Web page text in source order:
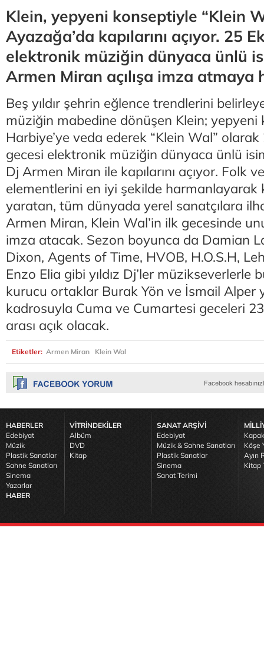
Klein, yepyeni konseptiyle “Klein
Ayazağa’da kapılarını açıyor. 25
elektronik müziğin dünyaca ünlü
Armen Miran açılışa imza atmaya
Beş yıldır şehrin eğlence trendlerini
müziğin mabedine dönüşen Klein; yepyeni
Harbiye’ye veda ederek “Klein Wal”
gecesi elektronik müziğin dünyaca ünlü
Dj Armen Miran ile kapılarını açıyor. Folk
elementlerini en iyi şekilde harmanlayarak
yaratan, tüm dünyada yerel sanatçılara
Armen Miran, Klein Wal’in ilk gecesinde
imza atacak. Sezon boyunca da Damian
Dixon, Agents of Time, HVOB, H.O.S.H,
Enzo Elia gibi yıldız Dj’ler müzikseverlerle
kurucu ortaklar Burak Yön ve İsmail Alper
kadrosuyla Cuma ve Cumartesi geceleri
arası açık olacak.
Etiketler: Armen Miran Klein Wal
HABERLER
Edebiyat
Müzik
Plastik Sanatlar
Sahne Sanatları
Sinema
Yazarlar
HABER
VİTRİNDEKİLER
Albüm
DVD
Kitap
SANAT ARŞİVİ
Edebiyat
Müzik & Sahne Sanatları
Plastik Sanatlar
Sinema
Sanat Terimi
Köşe
Ayın
Kitap